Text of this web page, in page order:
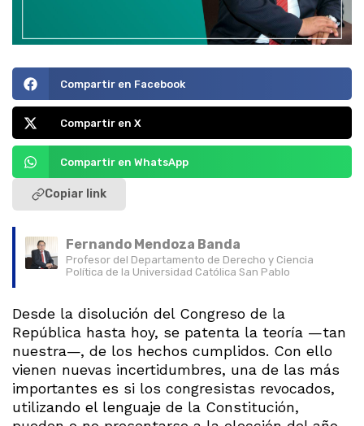
Compartir en Facebook
Compartir en X
Compartir en WhatsApp
Copiar link
Fernando Mendoza Banda
Profesor del Departamento de Derecho y Ciencia
Política de la Universidad Católica San Pablo
Desde la disolución del Congreso de la
República hasta hoy, se patenta la teoría —tan
nuestra—, de los hechos cumplidos. Con ello
vienen nuevas incertidumbres, una de las más
importantes es si los congresistas revocados,
utilizando el lenguaje de la Constitución,